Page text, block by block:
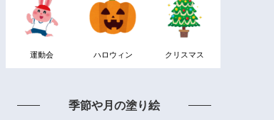
運動会 ハロウィン クリスマス
季節や月の塗り絵